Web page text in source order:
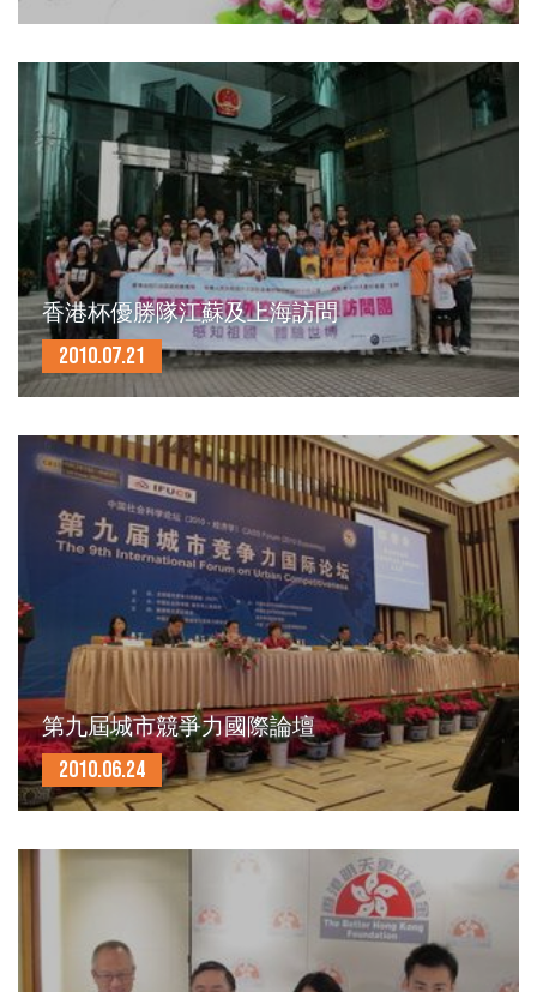
香港杯優勝隊江蘇及上海訪問
2010.07.21
第九屆城市競爭力國際論壇
2010.06.24